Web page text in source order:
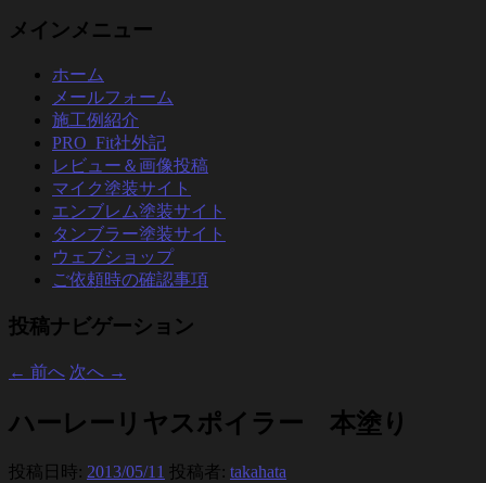
メインメニュー
ホーム
メールフォーム
施工例紹介
PRO_Fit社外記
レビュー＆画像投稿
マイク塗装サイト
エンブレム塗装サイト
タンブラー塗装サイト
ウェブショップ
ご依頼時の確認事項
投稿ナビゲーション
← 前へ 次へ →
ハーレーリヤスポイラー 本塗り
投稿日時: 2013/05/11 投稿者: takahata